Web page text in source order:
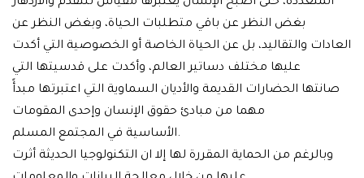
المتعددة، حتى أصبح الإنسان يعتبرها مقياس للتقدم والازدهار
بغض النظر عن باقي متطلبات الحياة، وبغض النظر عن
العادات والتقاليد، بل عن الحياة الخاصة أو الخصوصية التي أكدت
عليها مختلف دساتير العالم، وأكدت على قدسيتها التي
صانتها الحضارات القديمة والأديان السماوية التي اعتبرتها مبدأً
مهما من مبادئ حقوق الإنسان وإحدى المقومات
الأساسية في المجتمع المسلم.
وبالرغم من الحماية المقررة لها إلا ان التكنولوجيا الحديثة أثرت